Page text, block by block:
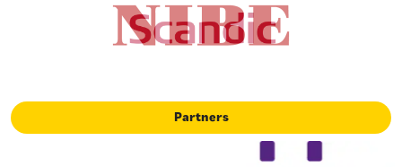
Partners